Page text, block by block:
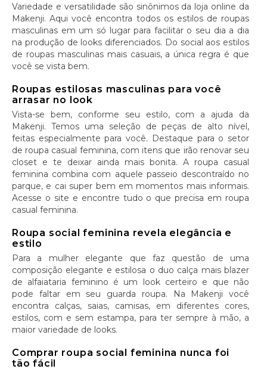
Variedade e versatilidade são sinônimos da loja online da
Makenji. Aqui você encontra todos os estilos de roupas
masculinas em um só lugar para facilitar o seu dia a dia
na produção de looks diferenciados. Do social aos estilos
de roupas masculinas mais casuais, a única regra é que
você se vista bem.
Roupas estilosas masculinas para você
arrasar no look
Vista-se bem, conforme seu estilo, com a ajuda da
Makenji. Temos uma seleção de peças de alto nível,
feitas especialmente para você. Destaque para o setor
de roupa casual feminina, com itens que irão renovar seu
closet e te deixar ainda mais bonita. A roupa casual
feminina combina com aquele passeio descontraído no
parque, e cai super bem em momentos mais informais.
Acesse o site e encontre tudo o que precisa em roupa
casual feminina.
Roupa social feminina revela elegância e
estilo
Para a mulher elegante que faz questão de uma
composição elegante e estilosa o duo calça mais blazer
de alfaiataria feminino é um look certeiro e que não
pode faltar em seu guarda roupa. Na Makenji você
encontra calças, saias, camisas, em diferentes cores,
estilos, com e sem estampa, para ter sempre à mão, a
maior variedade de looks.
Comprar roupa social feminina nunca foi
tão fácil